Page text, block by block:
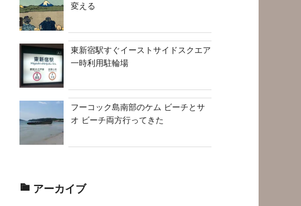
変える
東新宿駅すぐイーストサイドスクエア
一時利用駐輪場
フーコック島南部のケム ビーチとサ
オ ビーチ両方行ってきた
アーカイブ